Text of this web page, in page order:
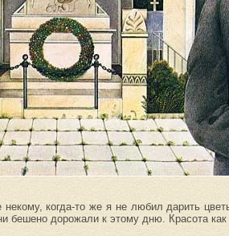
некому, когда-то же я не любил дарить
бешено дорожали к этому дню. Красота